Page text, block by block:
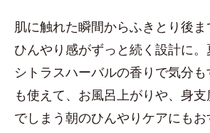
肌に触れた瞬間からふきとり後
ひんやり感がずっと続く設計に
シトラスハーバルの香りで気分
も使えて、お風呂上がりや、身
でしまう朝のひんやりケアにもお